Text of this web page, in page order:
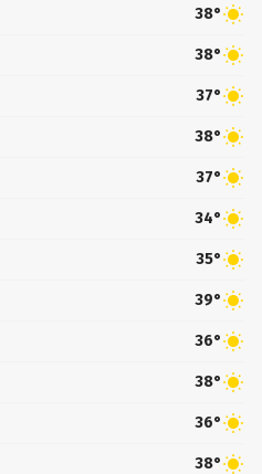
38°
38°
37°
38°
37°
34°
35°
39°
36°
38°
36°
38°